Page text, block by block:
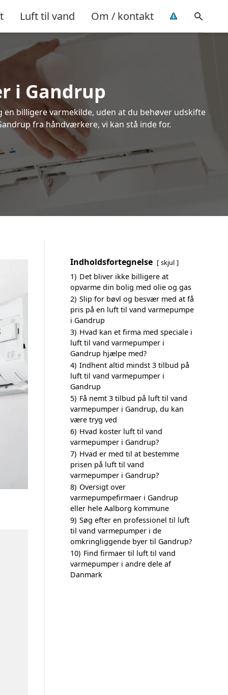
Luft til vand Om / kontakt
i Gandrup
billigere varmekilde, uden at du behøver udskifte
fra håndværkere, vi kan stå inde for.
Indholdsfortegnelse skjul
1) Det bliver ikke billigere at
opvarme din bolig med olie og gas
2) Slip for bøvl og besvær med at få
pris på en luft til vand varmepumpe
i Gandrup
3) Hvad kan et firma med speciale i
luft til vand varmepumper i
Gandrup hjælpe med?
4) Indhent altid mindst 3 tilbud på
luft til vand varmepumper i
Gandrup
5) Få nemt 3 tilbud på luft til vand
varmepumper i Gandrup, du kan
være tryg ved
6) Hvad koster luft til vand
varmepumper i Gandrup?
7) Hvad er med til at bestemme
prisen på luft til vand
varmepumper i Gandrup?
8) Oversigt over
varmepumpefirmaer i Gandrup
eller hele Aalborg kommune
9) Søg efter en professionel til luft
til vand varmepumper i de
omkringliggende byer til Gandrup?
10) Find firmaer til luft til vand
varmepumper i andre dele af
Danmark